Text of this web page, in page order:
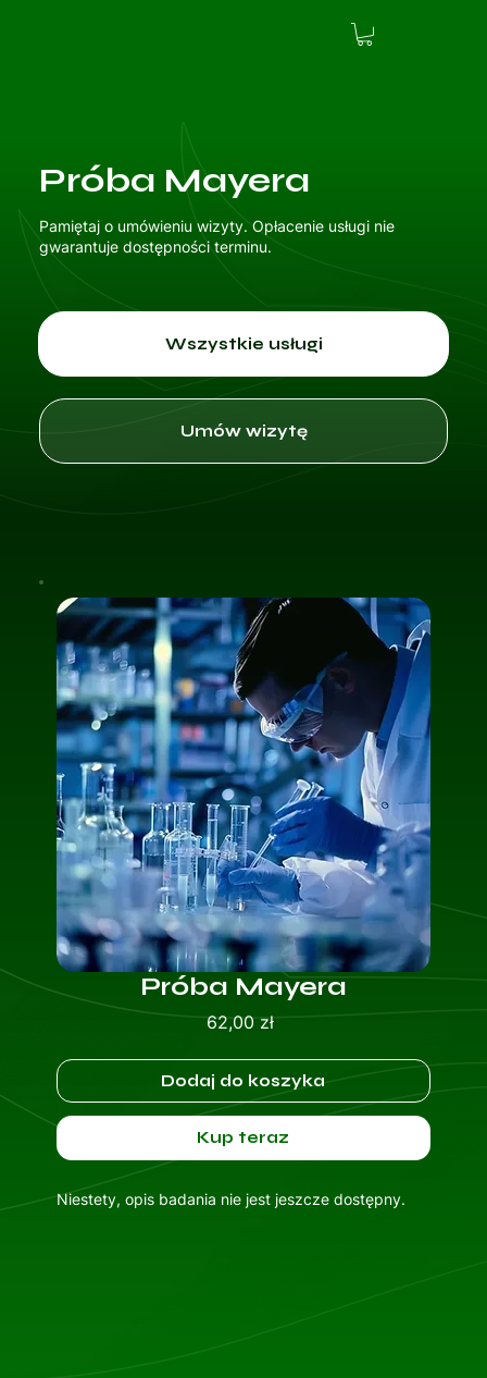
Próba Mayera
Pamiętaj o umówieniu wizyty. Opłacenie usługi nie
gwarantuje dostępności terminu.
Wszystkie usługi
Umów wizytę
Próba Mayera
62,00 złCena
Dodaj do koszyka
Kup teraz
Niestety, opis badania nie jest jeszcze dostępny.